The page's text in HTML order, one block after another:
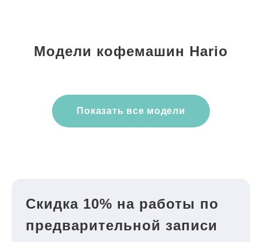
Модели кофемашин Hario
Показать все модели
Скидка 10% на работы по
предварительной записи